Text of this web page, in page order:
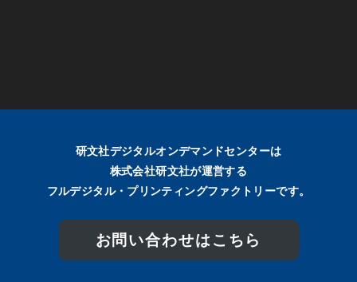
研文社デジタルオンデマンドセンターは
株式会社研文社が運営する
フルデジタル・プリンティングファクトリーです。
お問い合わせはこちら